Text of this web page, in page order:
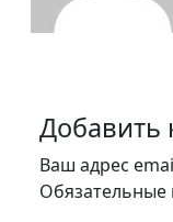
Добавить
Ваш адрес